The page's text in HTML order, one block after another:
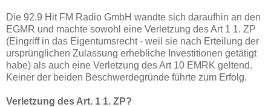
Die 92.9 Hit FM Radio GmbH wandte sich daraufhin an den
EGMR und machte sowohl eine Verletzung des Art 1 1. ZP
(Eingriff in das Eigentumsrecht - weil sie nach Erteilung der
ursprünglichen Zulassung erhebliche Investitionen getätigt
habe) als auch eine Verletzung des Art 10 EMRK geltend.
Keiner der beiden Beschwerdegründe führte zum Erfolg.
Verletzung des Art. 1 1. ZP?